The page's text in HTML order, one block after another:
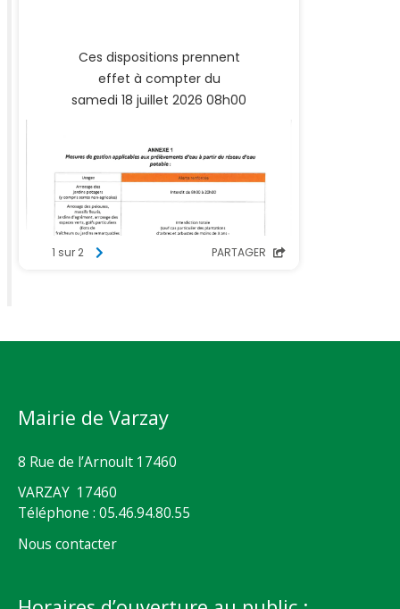
Mairie de Varzay
8 Rue de l’Arnoult 17460
VARZAY 17460
Téléphone : 05.46.94.80.55
Nous contacter